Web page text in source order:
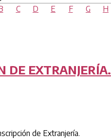
C D E F G H
DE EXTRANJERÍA.
de Extranjería.